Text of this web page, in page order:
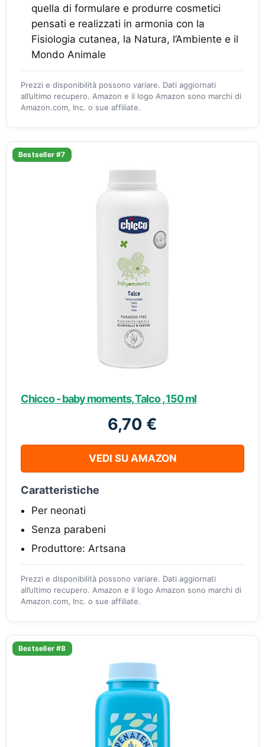
quella di formulare e produrre cosmetici
pensati e realizzati in armonia con la
Fisiologia cutanea, la Natura, l’Ambiente e il
Mondo Animale
Prezzi e disponibilità possono variare. Dati aggiornati
all’ultimo recupero. Amazon e il logo Amazon sono marchi di
Amazon.com, Inc. o sue affiliate.
Bestseller #7
Chicco - baby moments, Talco , 150 ml
6,70 €
VEDI SU AMAZON
Caratteristiche
Per neonati
Senza parabeni
Produttore: Artsana
Prezzi e disponibilità possono variare. Dati aggiornati
all’ultimo recupero. Amazon e il logo Amazon sono marchi di
Amazon.com, Inc. o sue affiliate.
Bestseller #8